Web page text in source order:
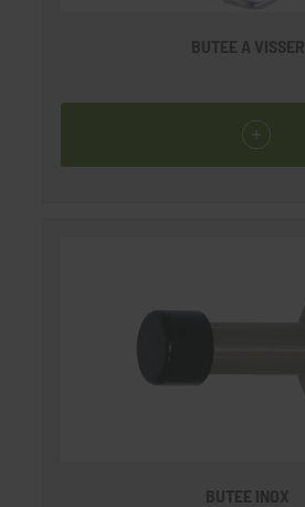
BUTEE A VISSER
BUTEE INOX